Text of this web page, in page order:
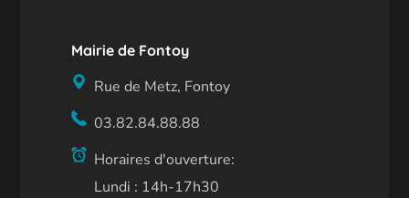
Mairie de Fontoy
Rue de Metz, Fontoy
03.82.84.88.88
Horaires d'ouverture:
Lundi : 14h-17h30